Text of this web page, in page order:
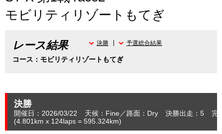
モビリティリゾートもてぎ
レース結果
コース：モビリティリゾートもてぎ
決勝 予選総合結果
決勝
開催日：2026/03/22 天候：Fine 路面：Dry 決勝出走：5
完
(4.801 km x 124laps = 595.324km)